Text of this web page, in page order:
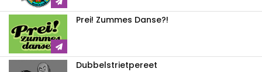
Prei! Zummes Danse?!
Dubbelstrietpereet